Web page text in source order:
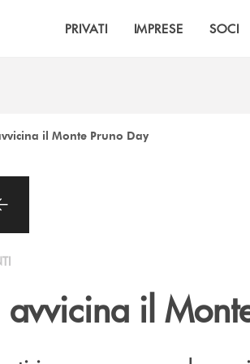
PRIVATI IMPRESE SOCI
il Monte Pruno Day
avvicina il